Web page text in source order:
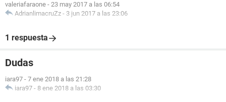
valeriafaraone - 23 may 2017 a las 06:54
AdrianlimacruZz - 3 jun 2017 a las 23:06
1 respuesta
Dudas
iara97 - 7 ene 2018 a las 21:28
iara97 - 8 ene 2018 a las 03:30